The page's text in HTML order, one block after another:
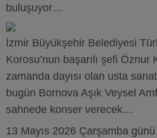
buluşuyor…
İzmir Büyükşehir Belediyesi
Korosu’nun başarılı şefi Öznur
zamanda dayısı olan usta
bugün Bornova Aşık Veysel
sahnede konser verecek…
13 Mayıs 2026 Çarşamba